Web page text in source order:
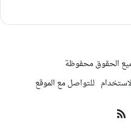
للتواصل مع الموقع